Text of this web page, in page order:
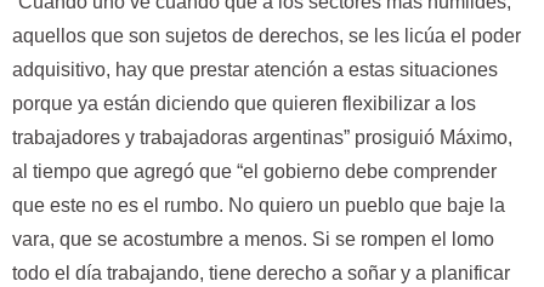
aquellos que son sujetos de derechos, se les licúa el poder
adquisitivo, hay que prestar atención a estas situaciones
porque ya están diciendo que quieren flexibilizar a los
trabajadores y trabajadoras argentinas” prosiguió Máximo,
al tiempo que agregó que “el gobierno debe comprender
que este no es el rumbo. No quiero un pueblo que baje la
vara, que se acostumbre a menos. Si se rompen el lomo
todo el día trabajando, tiene derecho a soñar y a planificar